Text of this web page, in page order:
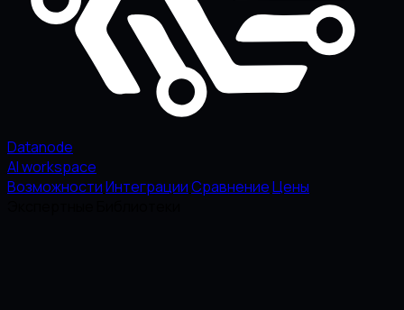
Datanode
AI workspace
ВозможностиИнтеграцииСравнениеЦены